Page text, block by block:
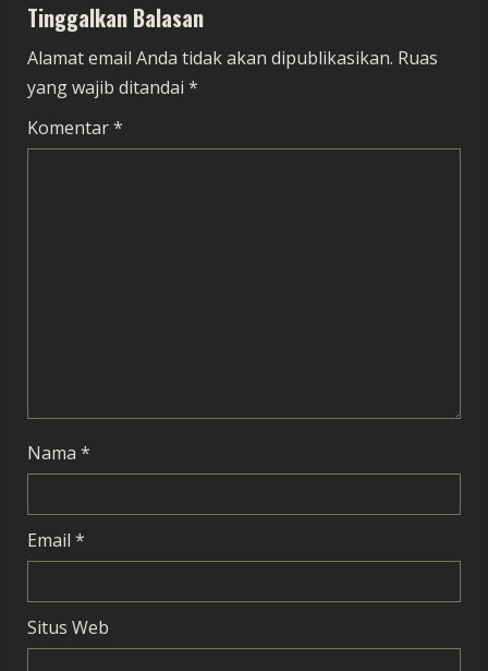
u
e
R
e
Tinggalkan Balasan
Alamat email Anda tidak akan dipublikasikan. Ruas
yang wajib ditandai *
Komentar*
Nama *
Email *
Situs Web